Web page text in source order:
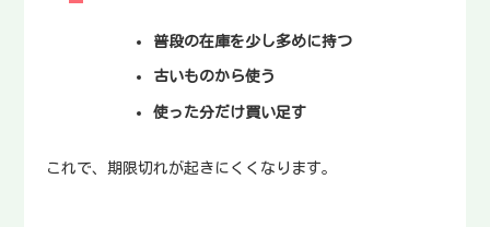
普段の在庫を少し多めに持つ
古いものから使う
使った分だけ買い足す
これで、期限切れが起きにくくなります。